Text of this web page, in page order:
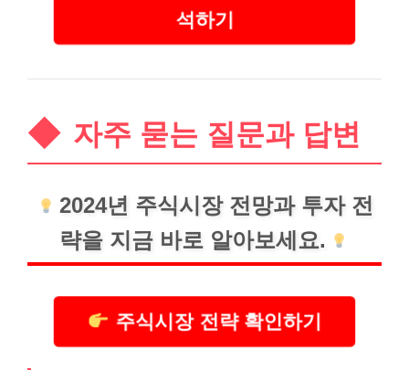
석하기
자주 묻는 질문과 답변
2024년 주식시장 전망과 투자 전
략을 지금 바로 알아보세요.
주식시장 전략 확인하기